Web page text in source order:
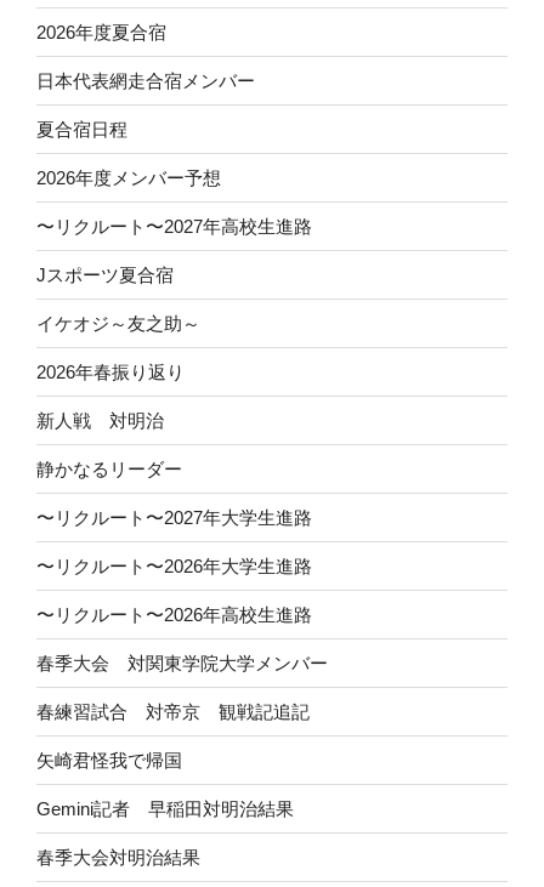
2026年度夏合宿
日本代表網走合宿メンバー
夏合宿日程
2026年度メンバー予想
〜リクルート〜2027年高校生進路
Jスポーツ夏合宿
イケオジ～友之助～
2026年春振り返り
新人戦 対明治
静かなるリーダー
〜リクルート〜2027年大学生進路
〜リクルート〜2026年大学生進路
〜リクルート〜2026年高校生進路
春季大会 対関東学院大学メンバー
春練習試合 対帝京 観戦記追記
矢崎君怪我で帰国
Gemini記者 早稲田対明治結果
春季大会対明治結果